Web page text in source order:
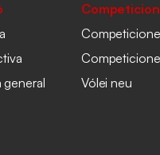
general
Vólei neu